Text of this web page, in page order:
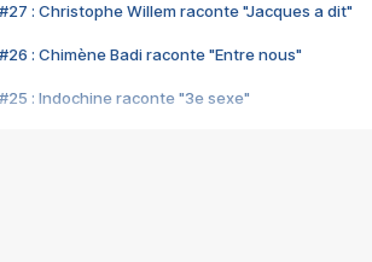
#27 : Christophe Willem raconte "Jacques a dit"
#26 : Chimène Badi raconte "Entre nous"
#25 : Indochine raconte "3e sexe"